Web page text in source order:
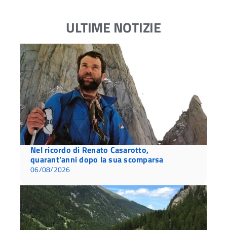
ULTIME NOTIZIE
Nel ricordo di Renato Casarotto,
quarant’anni dopo la sua scomparsa
06/08/2026